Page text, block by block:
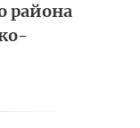
района